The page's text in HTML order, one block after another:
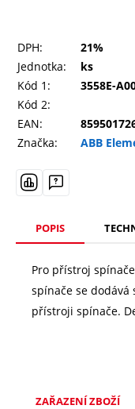
DPH:
21%
Jednotka:
ks
Kód 1:
3558E-
Kód 2:
EAN:
Značka:
ABB
POPIS
Pro přístroj
spínače se
přístroji spínače.
ZAŘAZENÍ ZBOŽÍ